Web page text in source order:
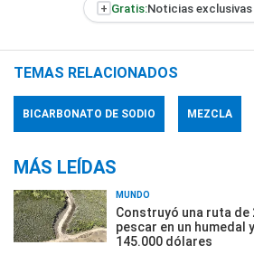
+ Gratis:Noticias exclusivas
TEMAS RELACIONADOS
BICARBONATO DE SODIO MEZCLA
MÁS LEÍDAS
MUNDO
Construyó una ruta de
pescar en un humedal
145.000 dólares